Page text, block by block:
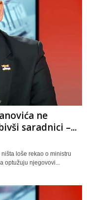
ne
saradnici –...
loše rekao o ministru
optužuju njegovovi...